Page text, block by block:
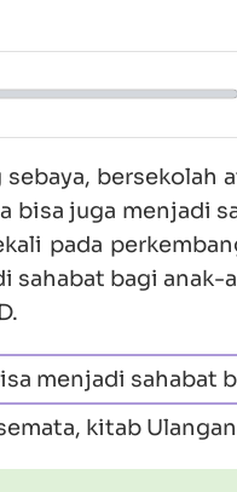
bersekolah
bisa juga menjadi
pada
bagi anak-
menjadi sahabat
kitab Ulangan